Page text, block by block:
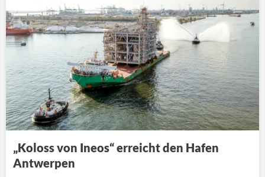
„Koloss von Ineos“ erreicht den Hafen
Antwerpen